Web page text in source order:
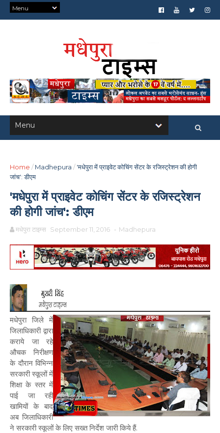
Home / Madhepura / 'मधेपुरा में प्राइवेट कोचिंग सेंटर के रजिस्ट्रेशन की होगी
जांच': डीएम
'मधेपुरा में प्राइवेट कोचिंग सेंटर के रजिस्ट्रेशन
की होगी जांच': डीएम
मधेपुरा टाइम्स September 11, 2016 - Madhepura
मधेपुरा जिले में
जिलाधिकारी द्वारा
कराये जा रहे
औचक निरीक्षण
के दौरान विभिन्न
सरकारी स्कूलों में
शिक्षा के स्तर में
पाई जा रही
खामियों के बाद
अब जिलाधिकारी
ने सरकारी स्कूलों के लिए सख्त निर्देश जारी किये हैं.